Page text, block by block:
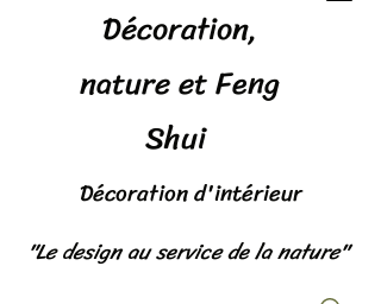
Décoration,
nature et Feng
Shui
Décoration d'intérieur
"Le design au service de la nature"